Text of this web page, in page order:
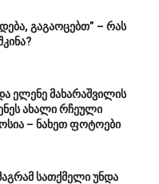
გაგაოცებთ” – რას
ელენე მახარაშვილის
ახალი რჩეული
– ნახეთ ფოტოები
სათქმელი უნდა